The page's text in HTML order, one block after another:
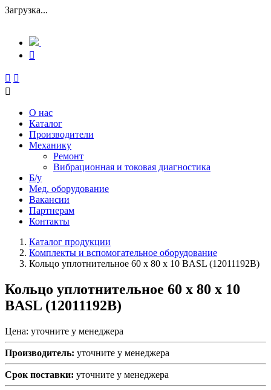
Загрузка...
О нас
Каталог
Производители
Механику
Ремонт
Вибрационная и токовая диагностика
Б/у
Мед. оборудование
Вакансии
Партнерам
Контакты
Каталог продукции
Комплекты и вспомогательное оборудование
Кольцо уплотнительное 60 х 80 х 10 BASL (12011192B)
Кольцо уплотнительное 60 х 80 х 10
BASL (12011192B)
Цена: уточните у менеджера
Производитель: уточните у менеджера
Срок поставки: уточните у менеджера